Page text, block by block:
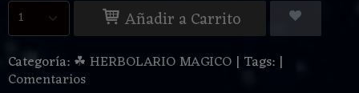
Añadir a Carrito
Categoría: ☘ HERBOLARIO MAGICO | Tags: |
Comentarios